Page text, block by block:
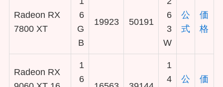
Radeon RX
7800 XT
6
G
B
19923 50191
6
3
W
公
式
価
格
Radeon RX
1
6
1
4
公
価